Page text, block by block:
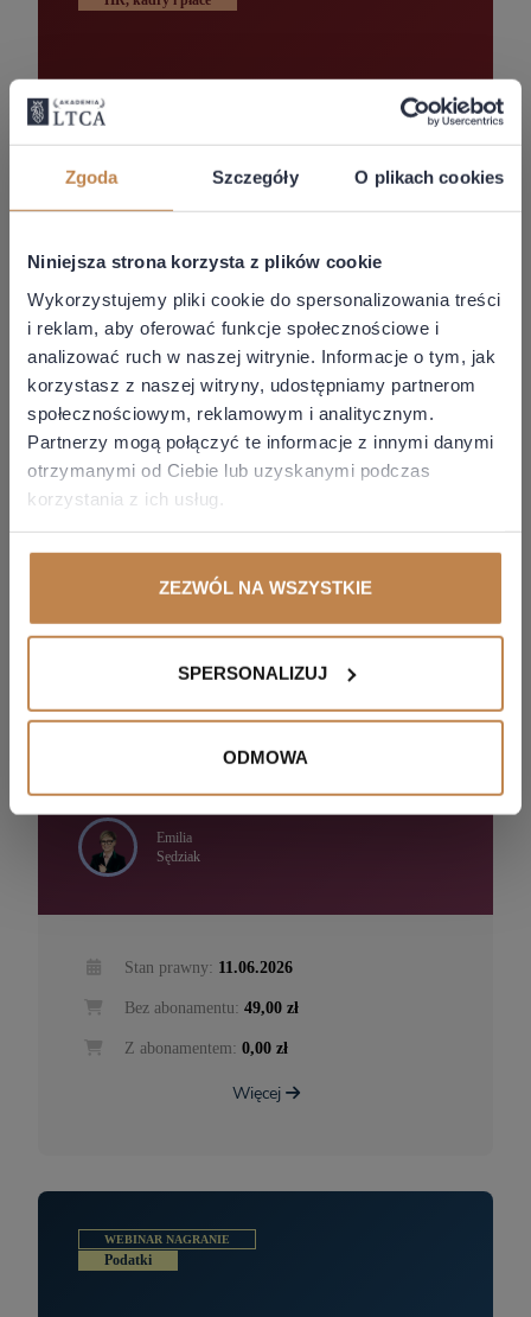
Zgoda Szczegóły O plikach cookies
Niniejsza strona korzysta z plików cookie
Wykorzystujemy pliki cookie do spersonalizowania treści
i reklam, aby oferować funkcje społecznościowe i
analizować ruch w naszej witrynie. Informacje o tym, jak
korzystasz z naszej witryny, udostępniamy partnerom
społecznościowym, reklamowym i analitycznym.
Partnerzy mogą połączyć te informacje z innymi danymi
otrzymanymi od Ciebie lub uzyskanymi podczas
korzystania z ich usług.
ZEZWÓL NA WSZYSTKIE
SPERSONALIZUJ
ODMOWA
Rozliczanie cudzoziemców
Paweł
Stan prawny: 11.06.2026
Bez abonamentu: 99,00 zł
Z abonamentem: 0,00 zł
Więcej
Sprzedaż strategiczna i długofalowe relacje —
Emilia
Sędziak
Stan prawny: 11.06.2026
Bez abonamentu: 49,00 zł
Z abonamentem: 0,00 zł
Więcej
WEBINAR NAGRANIE
Podatki